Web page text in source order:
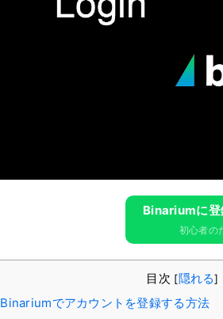
Binariumに​​登
初心者の
目次 [隠れる]
Binariumでアカウントを登録する方法